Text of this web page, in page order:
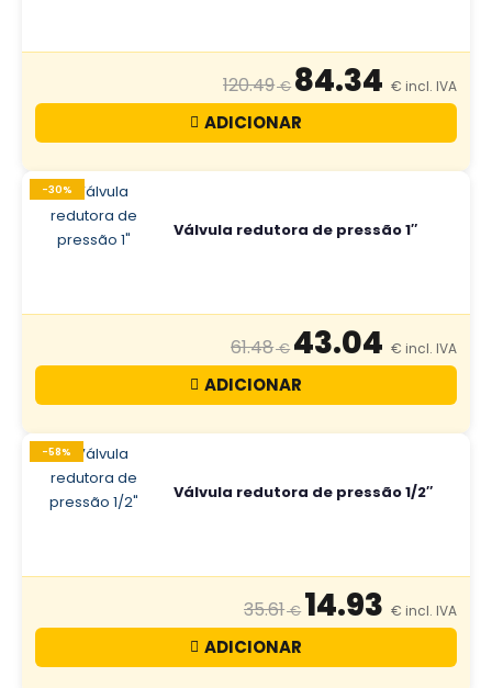
120.49 84.34
ADICIONAR
-30%
Válvula redutora de pressão 1″
61.48 43.04
ADICIONAR
-58%
Válvula redutora de pressão 1/2″
35.61 14.93
ADICIONAR